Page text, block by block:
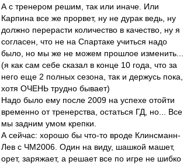
А с тренером решим, так или иначе. Или
Карпина все же прорвет, ну не дурак ведь, ну
должно перерасти количество в качество, ну я
согласен, что не на Спартаке учиться надо
было, но мы же не можем прошлое изменить...
(я как сам себе сказал в конце 10 года, что за
него еще 2 полных сезона, так и держусь пока,
хотя ОЧЕНЬ трудно бывает)
Надо было ему после 2009 на успехе отойти
временно от тренерства, остаться ГД, но... Все
мы задним умом крепки.
А сейчас: хорошо бы что-то вроде Клинсманн-
Лев с ЧМ2006. Один на виду, шашкой машет,
орет, заряжает, а решает все по игре не шибко